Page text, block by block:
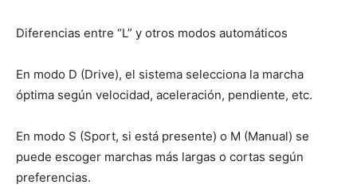
Diferencias entre “L” y otros modos automáticos
En modo D (Drive), el sistema selecciona la marcha
óptima según velocidad, aceleración, pendiente, etc.
En modo S (Sport, si está presente) o M (Manual) se
puede escoger marchas más largas o cortas según
preferencias.